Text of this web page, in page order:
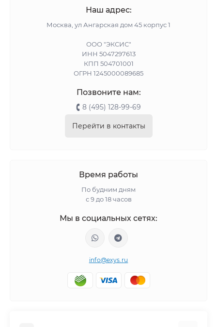
Наш адрес:
Москва, ул Ангарская дом 45 корпус 1
ООО "ЭКСИС"
ИНН 5047297613
КПП 504701001
ОГРН 1245000089685
Позвоните нам:
8 (495) 128-99-69
Перейти в контакты
Время работы
По будним дням
с 9 до 18 часов
Мы в социальных сетях:
info@exys.ru